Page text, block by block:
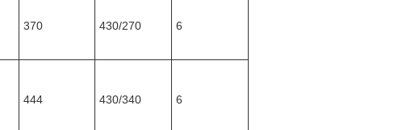
370 430/270 6
444 430/340 6